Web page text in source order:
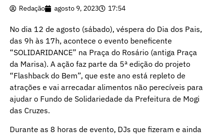
Redação agosto 9, 2023 17:54
No dia 12 de agosto (sábado), véspera do Dia dos Pais,
das 9h às 17h, acontece o evento beneficente
“SOLIDARIDANCE” na Praça do Rosário (antiga Praça
da Marisa). A ação faz parte da 5ª edição do projeto
“Flashback do Bem”, que este ano está repleto de
atrações e vai arrecadar alimentos não perecíveis para
ajudar o Fundo de Solidariedade da Prefeitura de Mogi
das Cruzes.
Durante as 8 horas de evento, DJs que fizeram e ainda